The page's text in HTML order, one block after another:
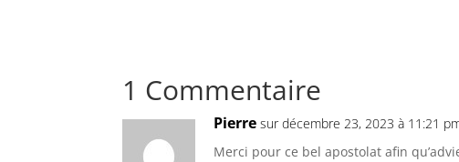
1 Commentaire
Pierre sur décembre 23, 2023 à 11:21
Merci pour ce bel apostolat afin